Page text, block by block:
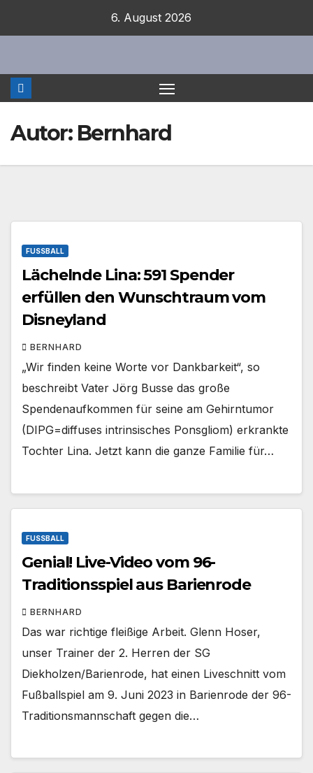
6. August 2026
Autor: Bernhard
FUSSBALL
Lächelnde Lina: 591 Spender
erfüllen den Wunschtraum vom
Disneyland
BERNHARD
„Wir finden keine Worte vor Dankbarkeit“, so
beschreibt Vater Jörg Busse das große
Spendenaufkommen für seine am Gehirntumor
(DIPG=diffuses intrinsisches Ponsgliom) erkrankte
Tochter Lina. Jetzt kann die ganze Familie für…
FUSSBALL
Genial! Live-Video vom 96-
Traditionsspiel aus Barienrode
BERNHARD
Das war richtige fleißige Arbeit. Glenn Hoser,
unser Trainer der 2. Herren der SG
Diekholzen/Barienrode, hat einen Liveschnitt vom
Fußballspiel am 9. Juni 2023 in Barienrode der 96-
Traditionsmannschaft gegen die…